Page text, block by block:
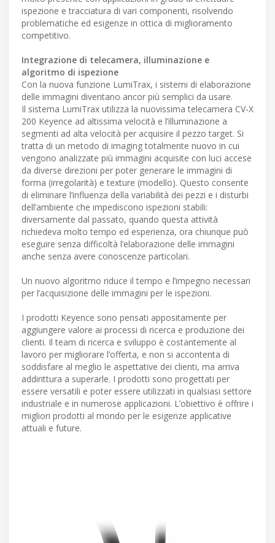
ispezione e tracciatura di vari componenti, risolvendo
problematiche ed esigenze in ottica di miglioramento
competitivo.
Integrazione di telecamera, illuminazione e
algoritmo di ispezione
Con la nuova funzione LumiTrax, i sistemi di elaborazione
delle immagini diventano ancor più semplici da usare.
Il sistema LumiTrax utilizza la nuovissima telecamera CV-X
200 Keyence ad altissima velocità e l’illuminazione a
segmenti ad alta velocità per acquisire il pezzo target. Si
tratta di un metodo di imaging totalmente nuovo in cui
vengono analizzate più immagini acquisite con luci accese
da diverse direzioni per poter generare le immagini di
forma (irregolarità) e texture (modello). Questo consente
di eliminare l’influenza della variabilità dei pezzi e i disturbi
dell’ambiente che impediscono ispezioni stabili:
diversamente dal passato, quando questa attività
richiedeva molto tempo ed esperienza, ora chiunque può
eseguire senza difficoltà l’elaborazione delle immagini
anche senza avere conoscenze particolari.
Un nuovo algoritmo riduce il tempo e l’impegno necessari
per l’acquisizione delle immagini per le ispezioni.
I prodotti Keyence sono pensati appositamente per
aggiungere valore ai processi di ricerca e produzione dei
clienti. Il team di ricerca e sviluppo è costantemente al
lavoro per migliorare l’offerta, e non si accontenta di
soddisfare al meglio le aspettative dei clienti, ma arriva
addirittura a superarle. I prodotti sono progettati per
essere versatili e poter essere utilizzati in qualsiasi settore
industriale e in numerose applicazioni. L’obiettivo è offrire i
migliori prodotti al mondo per le esigenze applicative
attuali e future.